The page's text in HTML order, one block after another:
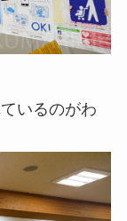
いるのがわ